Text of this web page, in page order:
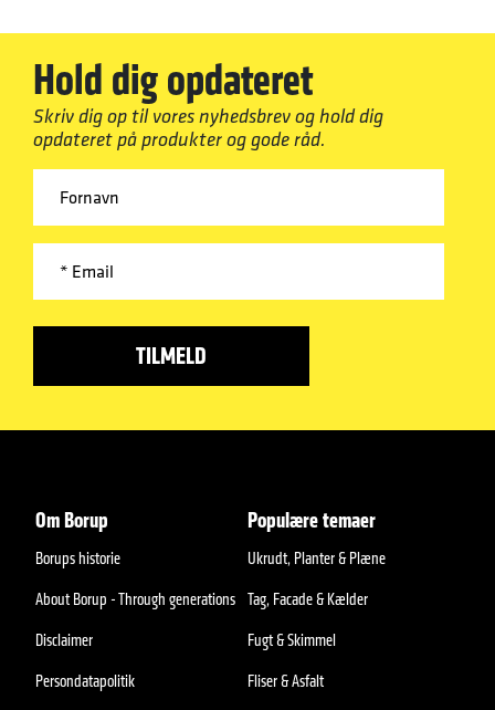
Hold dig opdateret
Skriv dig op til vores nyhedsbrev og hold dig
opdateret på produkter og gode råd.
Om Borup
Borups historie
About Borup - Through generations
Disclaimer
Persondatapolitik
Populære temaer
Ukrudt, Planter & Plæne
Tag, Facade & Kælder
Fugt & Skimmel
Fliser & Asfalt